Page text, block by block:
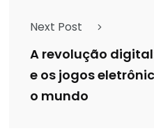
Next Post
A revolução
e os jogos
o mundo